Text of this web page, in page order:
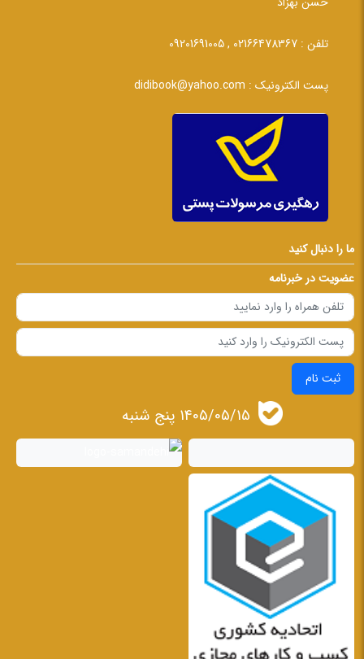
تلفن : 02166478367 , 09201691005
پست الکترونیک : didibook@yahoo.com
ما را دنبال کنید
عضویت در خبرنامه
ثبت نام
1405/05/15 پنج شنبه